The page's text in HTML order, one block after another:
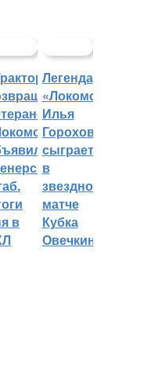
в
Легенда
«Локомотива»
Илья
Горохов
сыграет
в
звездном
матче
Кубка
Овечкина